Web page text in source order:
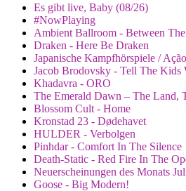
Es gibt live, Baby (08/26)
#NowPlaying
Ambient Ballroom - Between
Draken - Here Be Draken
Japanische Kampfhörspiele /
Jacob Brodovsky - Tell The Kids
Khadavra - ORO
The Emerald Dawn – The Land,
Blossom Cult - Home
Kronstad 23 - Dødehavet
HULDER - Verbolgen
Pinhdar - Comfort In The Silence
Death-Static - Red Fire In The
Neuerscheinungen des Monats
Goose - Big Modern!